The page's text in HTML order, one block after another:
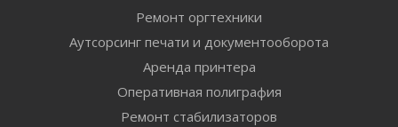
Ремонт оргтехники
Аутсорсинг печати и документооборота
Аренда принтера
Оперативная полиграфия
Ремонт стабилизаторов